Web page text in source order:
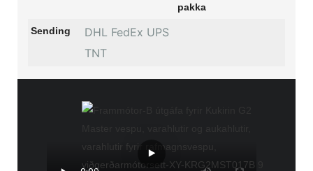
pakka
Sending
DHL FedEx UPS
TNT